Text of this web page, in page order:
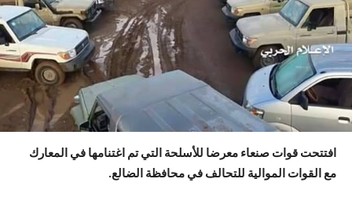
افتتحت قوات صنعاء معرضا للأسلحة التي تم اغتنامها في المعارك
مع القوات الموالية للتحالف في محافظة الضالع.